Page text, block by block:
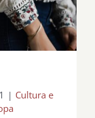
| Cultura e